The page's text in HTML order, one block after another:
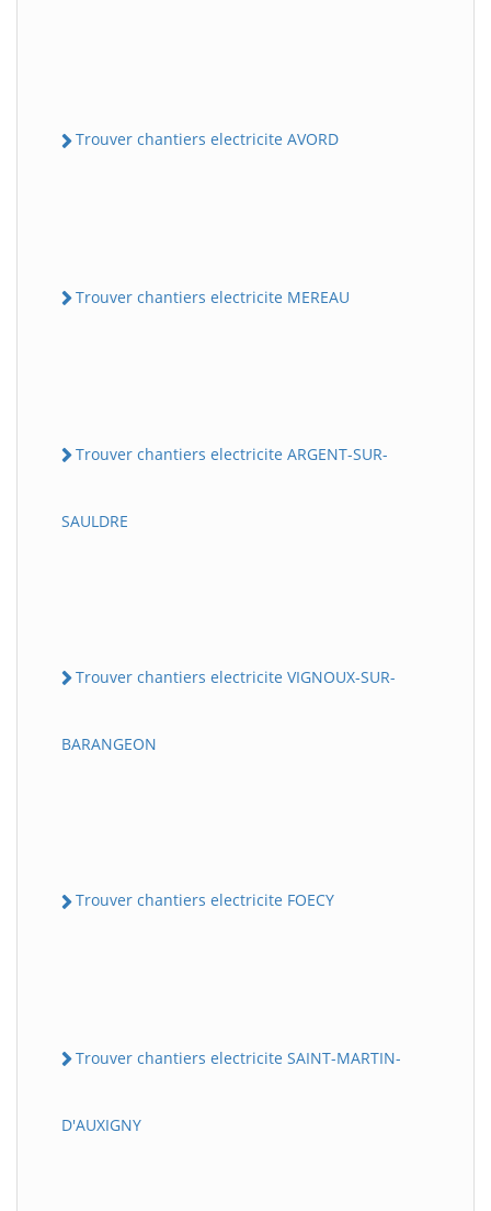
Trouver chantiers electricite AVORD
Trouver chantiers electricite MEREAU
Trouver chantiers electricite ARGENT-SUR-
SAULDRE
Trouver chantiers electricite VIGNOUX-SUR-
BARANGEON
Trouver chantiers electricite FOECY
Trouver chantiers electricite SAINT-MARTIN-
D'AUXIGNY